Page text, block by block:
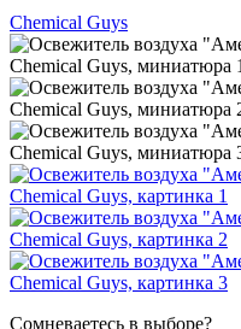
Chemical Guys
Сомневаетесь в выборе?